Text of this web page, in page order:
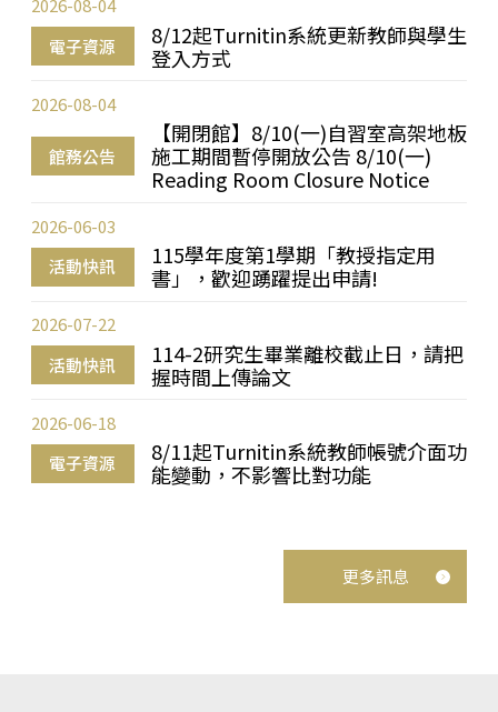
電子資源
8/12起Turnitin系統更新教師與學生
登入方式
2026-08-04
館務公告
【開閉館】8/10(一)自習室高架地板
施工期間暫停開放公告 8/10(一)
Reading Room Closure Notice
2026-08-04
活動快訊
115學年度第1學期「教授指定用
書」，歡迎踴躍提出申請!
2026-06-03
活動快訊
114-2研究生畢業離校截止日，請把
握時間上傳論文
2026-07-22
電子資源
8/11起Turnitin系統教師帳號介面功
能變動，不影響比對功能
2026-06-18
更多訊息